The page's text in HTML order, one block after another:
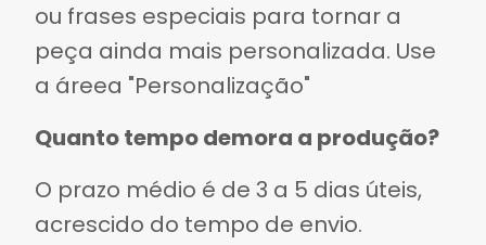
ou frases especiais para tornar a
peça ainda mais personalizada. Use
a áreea "Personalização"
Quanto tempo demora a produção?
O prazo médio é de 3 a 5 dias úteis,
acrescido do tempo de envio.